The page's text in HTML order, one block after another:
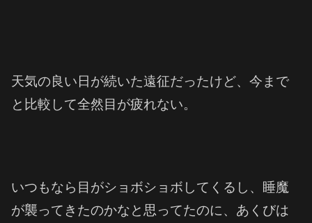
天気の良い日が続いた遠征だったけど、今まで
と比較して全然目が疲れない。
いつもなら目がショボショボしてくるし、睡魔
が襲ってきたのかなと思ってたのに、あくびは